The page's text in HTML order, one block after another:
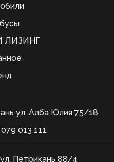
ЛИЗИНГ
ул. Алба Юлия 75/18
079 013 111.
Петрикань 88/4